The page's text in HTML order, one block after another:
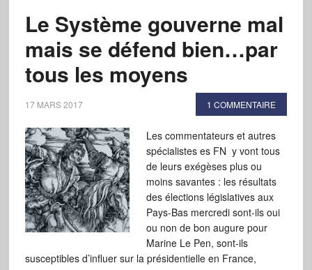
Le Système gouverne mal
mais se défend bien…par
tous les moyens
17 MARS 2017 1 COMMENTAIRE
Les commentateurs et autres
spécialistes es FN y vont tous
de leurs exégèses plus ou
moins savantes : les résultats
des élections législatives aux
Pays-Bas mercredi sont-ils oui
ou non de bon augure pour
Marine Le Pen, sont-ils
susceptibles d’influer sur la présidentielle en France,